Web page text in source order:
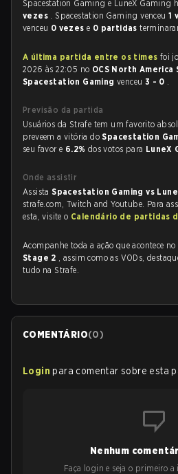
Spacestation Gaming e LuneX Gaming
vezes . Spacestation Gaming venceu1
venceu 0 vezese 0 partidas
A última partida entre os times foi
2026 às 22:05 no OCS North
Spacestation Gaming venceu 3 - 0 .
Previsão da partida
Usuários da Strafe tem um favorito
preveem a vitória doSpacestation
seu favor e 6.2% dos votos para LuneX
Onde assistir
AssistaSpacestation Gaming vs
strafe.com, Twitch and Youtube. Para
esta, visite o Calendário de partidas
Acompanhe toda a ação que acontece no
Stage 2 , assim como as VODs,
tudo na Strafe.
COMENTÁRIO(0)
Login para comentar sobre esta
Nenhum
Faça login e seja o primeiro a